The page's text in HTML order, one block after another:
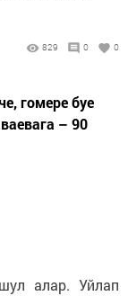
829 0 0
гомере буе
– 90
алар. Уйлап